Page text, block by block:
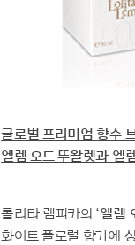
글로벌 프리미엄 향수
엘렘 오드 뚜왈렛과 엘
롤리타 렘피카의 ‘엘렘
화이트 플로럴 향기에